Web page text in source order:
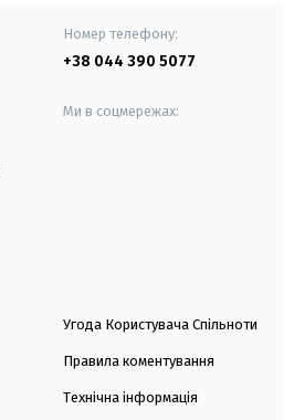
Номер телефону:
+38 044 390 5077
Ми в соцмережах:
Угода Користувача Спільноти
Правила коментування
Технічна інформація